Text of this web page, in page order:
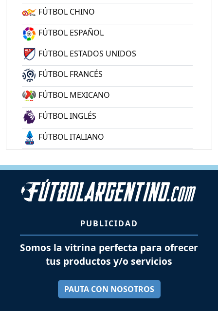
FÚTBOL CHINO
FÚTBOL ESPAÑOL
FÚTBOL ESTADOS UNIDOS
FÚTBOL FRANCÉS
FÚTBOL MEXICANO
FÚTBOL INGLÉS
FÚTBOL ITALIANO
PUBLICIDAD
Somos la vitrina perfecta para ofrecer
tus productos y/o servicios
PAUTA CON NOSOTROS